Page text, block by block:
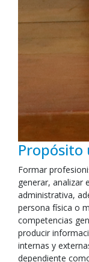
Formar
generar, analizar
administrativa,
persona física o
competencias
producir
internas y
dependiente